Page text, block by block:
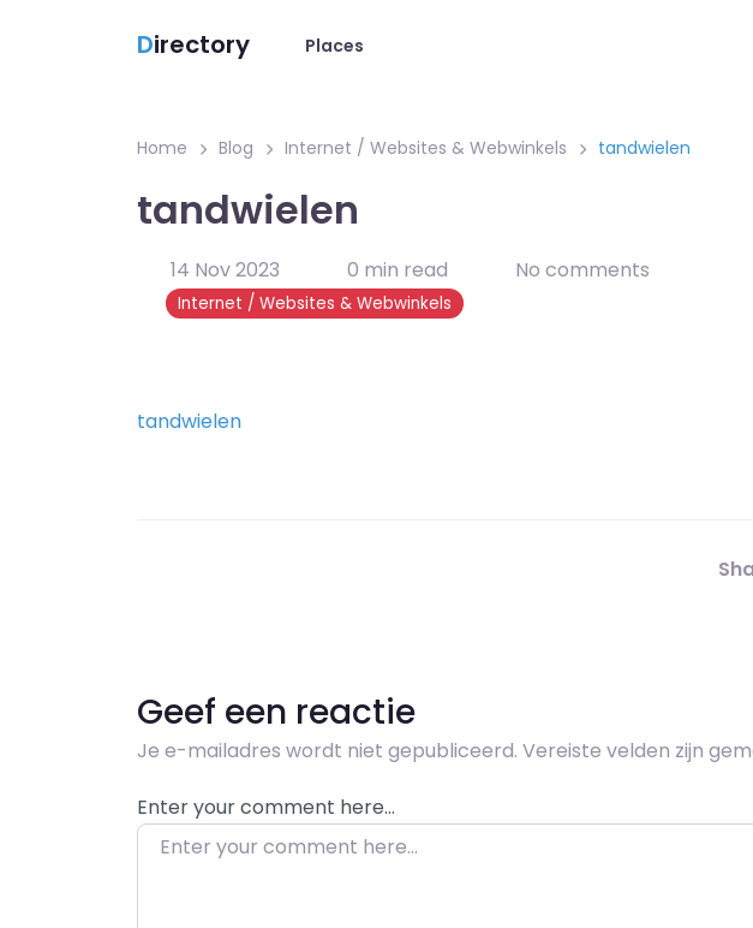
Directory Places
Home Blog Internet / Websites & Webwinkels tandwielen
tandwielen
14 Nov 2023 0 min read No comments
Internet / Websites & Webwinkels
tandwielen
Geef een reactie
Je e-mailadres wordt niet gepubliceerd. Vereiste velden zijn
Enter your comment here…